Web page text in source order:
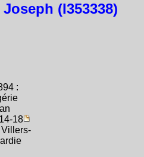
(I353338)
:
18
Villers-